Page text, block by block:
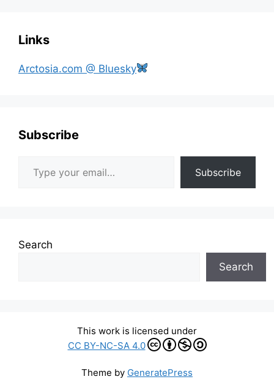
Links
Arctosia.com @ Bluesky
Subscribe
Subscribe
Search
Search
This work is licensed under
CC BY-NC-SA 4.0
Theme by GeneratePress